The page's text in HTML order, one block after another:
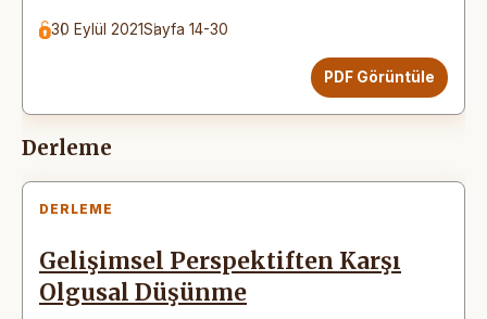
30 Eylül 2021Sayfa 14-30
PDF Görüntüle
Derleme
DERLEME
Gelişimsel Perspektiften Karşı
Olgusal Düşünme